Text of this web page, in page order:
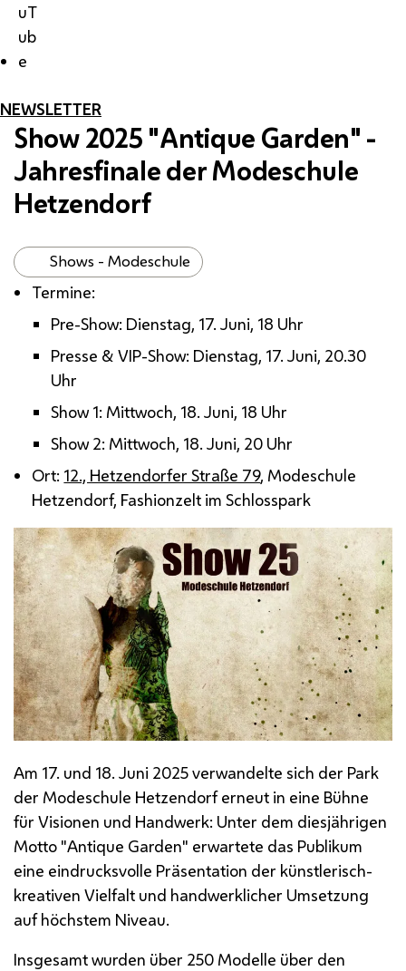
uT
ub
e
NEWSLETTER
Show2025 "Antique Garden" -
Jahresfinale der Modeschule
Hetzendorf
Shows - Modeschule
Termine:
Pre-Show: Dienstag, 17. Juni, 18 Uhr
Presse & VIP-Show: Dienstag, 17. Juni, 20.30
Uhr
Show1: Mittwoch, 18. Juni, 18 Uhr
Show2: Mittwoch, 18. Juni, 20 Uhr
Ort: 12., Hetzendorfer Straße 79, Modeschule
Hetzendorf, Fashionzelt im Schlosspark
Am 17. und 18. Juni 2025 verwandelte sich der Park
der Modeschule Hetzendorf erneut in eine Bühne
für Visionen und Handwerk: Unter dem diesjährigen
Motto "Antique Garden" erwartete das Publikum
eine eindrucksvolle Präsentation der künstlerisch-
kreativen Vielfalt und handwerklicher Umsetzung
auf höchstem Niveau.
Insgesamt wurden über 250 Modelle über den